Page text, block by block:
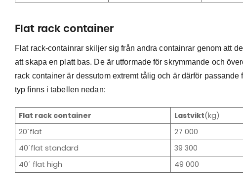
Flat rack container
Flat rack-containrar skiljer sig från andra containrar genom att
att skapa en platt bas. De är utformade för skrymmande och
rack container är dessutom extremt tålig och är därför
typ finns i tabellen nedan:
Flat rack container Lastvikt(kg)
20´flat
27 000
40´flat standard
39 300
40´ flat high
49 000